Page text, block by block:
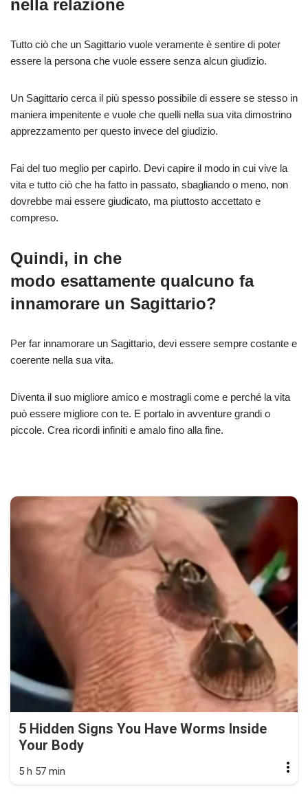
nella relazione
Tutto ciò che un Sagittario vuole veramente è sentire di poter
essere la persona che vuole essere senza alcun giudizio.
Un Sagittario cerca il più spesso possibile di essere se stesso in
maniera impenitente e vuole che quelli nella sua vita dimostrino
apprezzamento per questo invece del giudizio.
Fai del tuo meglio per capirlo. Devi capire il modo in cui vive la
vita e tutto ciò che ha fatto in passato, sbagliando o meno, non
dovrebbe mai essere giudicato, ma piuttosto accettato e
compreso.
Quindi, in che
modo esattamente qualcuno fa
innamorare un Sagittario?
Per far innamorare un Sagittario, devi essere sempre costante e
coerente nella sua vita.
Diventa il suo migliore amico e mostragli come e perché la vita
può essere migliore con te. E portalo in avventure grandi o
piccole. Crea ricordi infiniti e amalo fino alla fine.
5 Hidden Signs You Have Worms Inside
Your Body
5 h 57 min